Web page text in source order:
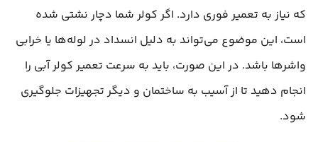
که نیاز به تعمیر فوری دارد. اگر کولر شما دچار نشتی شده
است، این موضوع می‌تواند به دلیل انسداد در لوله‌ها یا خرابی
واشرها باشد. در این صورت، باید به سرعت تعمیر کولر آبی را
انجام دهید تا از آسیب به ساختمان و دیگر تجهیزات جلوگیری
شود.